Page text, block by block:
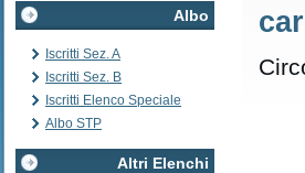
Albo
Iscritti Sez. A
Iscritti Sez. B
Iscritti Elenco Speciale
Albo STP
Altri Elenchi